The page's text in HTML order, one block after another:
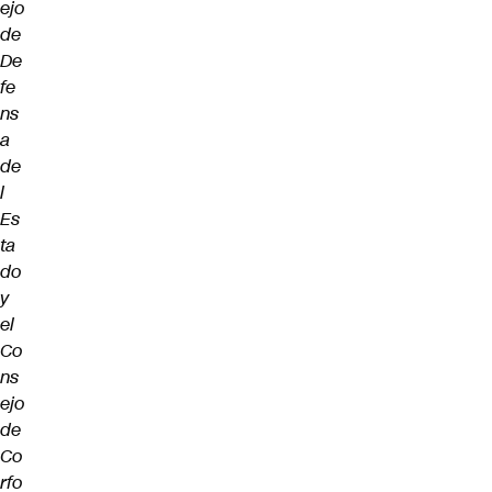
ejo
de
De
fe
ns
a
de
l
Es
ta
do
y
el
Co
ns
ejo
de
Co
rfo